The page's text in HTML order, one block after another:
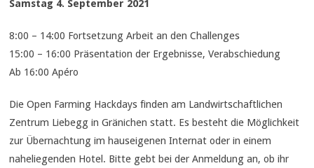
Samstag 4. September 2021
8:00 – 14:00 Fortsetzung Arbeit an den Challenges
15:00 – 16:00 Präsentation der Ergebnisse, Verabschiedung
Ab 16:00 Apéro
Die Open Farming Hackdays finden am Landwirtschaftlichen
Zentrum Liebegg in Gränichen statt. Es besteht die Möglichkeit
zur Übernachtung im hauseigenen Internat oder in einem
naheliegenden Hotel. Bitte gebt bei der Anmeldung an, ob ihr